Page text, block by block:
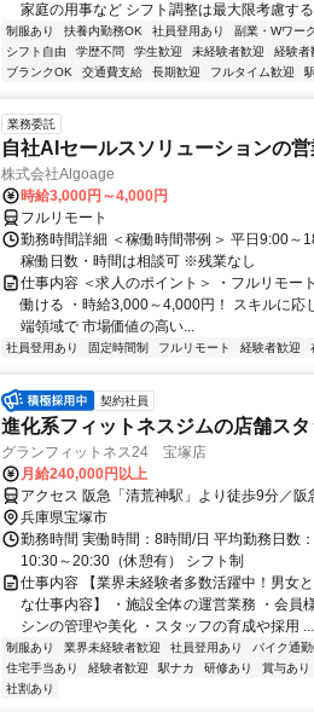
家庭の用事など シフト調整は最大限考慮す
制服あり 扶養内勤務OK 社員登用あり 副業・Wワー
シフト自由
学歴不問 学生歓迎 未経験者歓迎 経験者
ブランクOK
交通費支給 長期歓迎 フルタイム歓迎
業務委託
自社AIセールスソリューションの営
株式会社Algoage
時給3,000円～4,000円
フルリモート
勤務時間詳細 ＜稼働時間帯例＞ 平日9:00
稼働日数・時間は相談可 ※残業なし
仕事内容 ＜求人のポイント＞ ・フルリモー
働ける ・時給3,000～4,000円！ スキルに応
端領域で 市場価値の高い...
社員登用あり 固定時間制 フルリモート 経験者歓迎
契約社員
進化系フィットネスジムの店舗スタ
グランフィットネス24 宝塚店
月給240,000円以上
アクセス 阪急「清荒神駅」より徒歩9分／
兵庫県宝塚市
勤務時間 実働時間：8時間/日 平均勤務日数
10:30～20:30（休憩有） シフト制
仕事内容 【業界未経験者多数活躍中！男女
な仕事内容】 ・施設全体の運営業務 ・会員
シンの管理や美化 ・スタッフの育成や採用 ...
制服あり 業界未経験者歓迎 社員登用あり バイク通
住宅手当あり
経験者歓迎 駅ナカ 研修あり 賞与あり
社割あり